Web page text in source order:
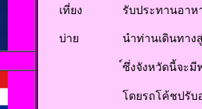
เที่ยง รับประทานอา
บ่าย นำท่านเดินทาง
ซึ่งจังหวัดนี้จะมี
โดยรถโค้ชปรับ